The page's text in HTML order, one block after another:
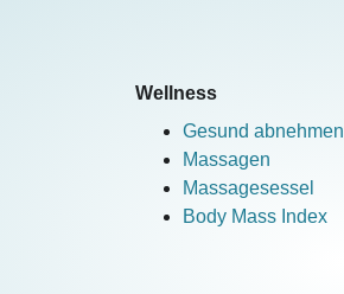
Wellness
Gesund abnehmen
Massagen
Massagesessel
Body Mass Index